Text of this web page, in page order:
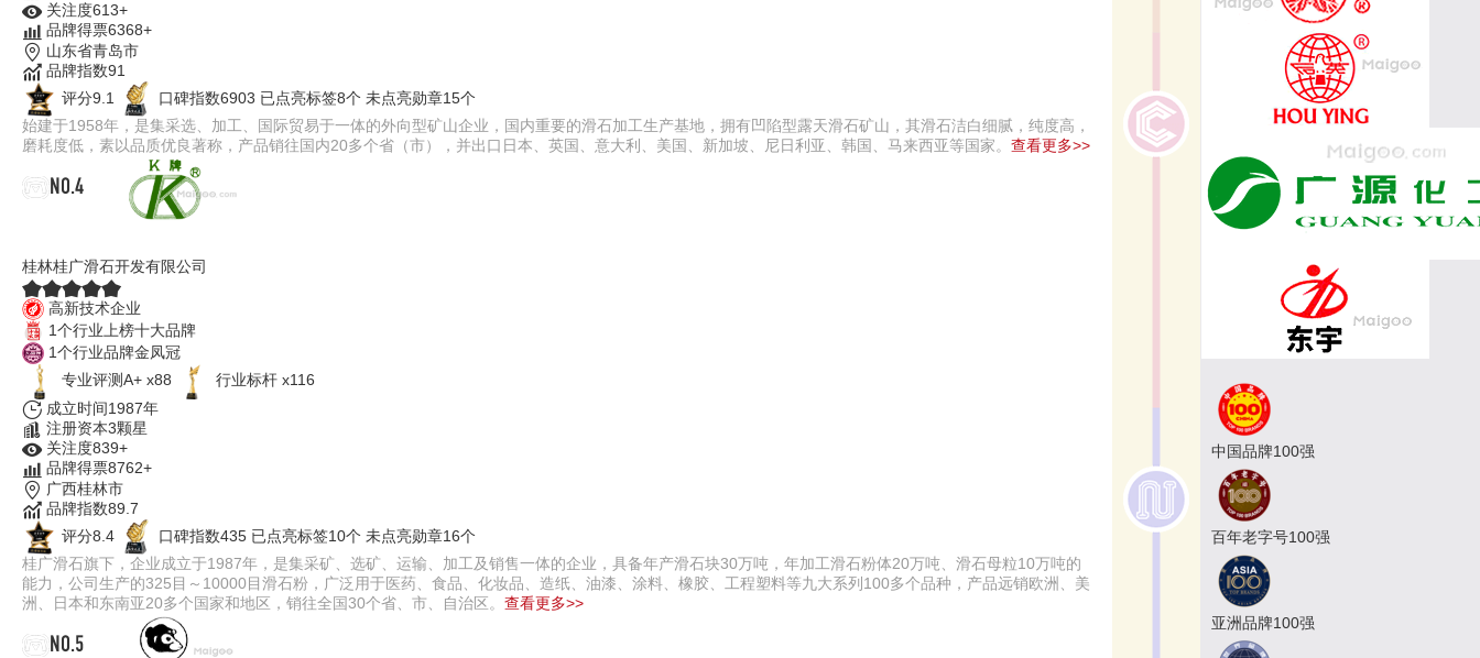
关注度613+
品牌得票6368+
山东省青岛市
品牌指数91
评分9.1
口碑指数6903 已点亮标签8个 未点亮勋章15个
始建于1958年，是集采选、加工、国际贸易于一体的外向型矿山企业，国内重要的滑石加工生产基地，拥有凹陷型露天滑石矿山，其滑石洁白细腻，纯度高，
磨耗度低，素以品质优良著称，产品销往国内20多个省（市），并出口日本、英国、意大利、美国、新加坡、尼日利亚、韩国、马来西亚等国家。 查看更多>>
NO.4
桂林桂广滑石开发有限公司
高新技术企业
1个行业上榜十大品牌
1个行业品牌金凤冠
专业评测A+ x88
行业标杆 x116
成立时间1987年
注册资本3颗星
关注度839+
品牌得票8762+
广西桂林市
品牌指数89.7
评分8.4
口碑指数435 已点亮标签10个 未点亮勋章16个
桂广滑石旗下，企业成立于1987年，是集采矿、选矿、运输、加工及销售一体的企业，具备年产滑石块30万吨，年加工滑石粉体20万吨、滑石母粒10万吨的
能力，公司生产的325目～10000目滑石粉，广泛用于医药、食品、化妆品、造纸、油漆、涂料、橡胶、工程塑料等九大系列100多个品种，产品远销欧洲、美
洲、日本和东南亚20多个国家和地区，销往全国30个省、市、自治区。 查看更多>>
NO.5
中国品牌100强
百年老字号100强
亚洲品牌100强